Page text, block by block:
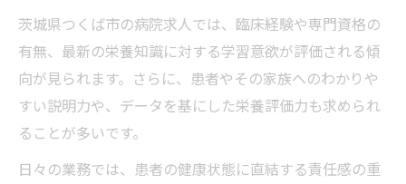
茨城県つくば市の病院求人では、臨床経験や専門資格の
有無、最新の栄養知識に対する学習意欲が評価される傾
向が見られます。さらに、患者やその家族へのわかりや
すい説明力や、データを基にした栄養評価力も求められ
ることが多いです。
日々の業務では、患者の健康状態に直結する責任感の重